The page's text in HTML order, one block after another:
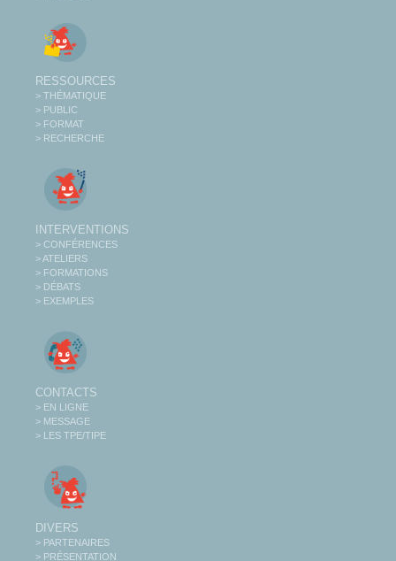
RESSOURCES
> THÉMATIQUE
> PUBLIC
> FORMAT
> RECHERCHE
INTERVENTIONS
> CONFÉRENCES
> ATELIERS
> FORMATIONS
> DÉBATS
> EXEMPLES
CONTACTS
> EN LIGNE
> MESSAGE
> LES TPE/TIPE
DIVERS
> PARTENAIRES
> PRÉSENTATION